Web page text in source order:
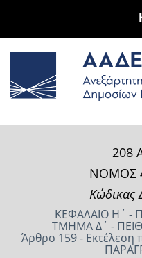
208
ΝΟΜΟΣ
Κώδικας
ΚΕΦΑΛΑΙΟ Η΄ -
ΤΜΗΜΑ Δ΄ -
Άρθρο 159 - Εκτέλεση